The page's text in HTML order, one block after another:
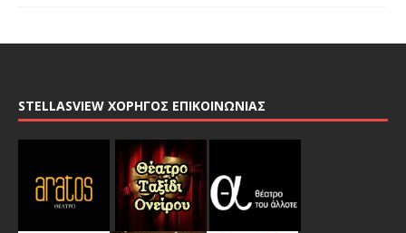
STELLASVIEW ΧΟΡΗΓΟΣ ΕΠΙΚΟΙΝΩΝΙΑΣ